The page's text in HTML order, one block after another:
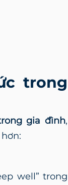
trong
gia đình,
well” trong